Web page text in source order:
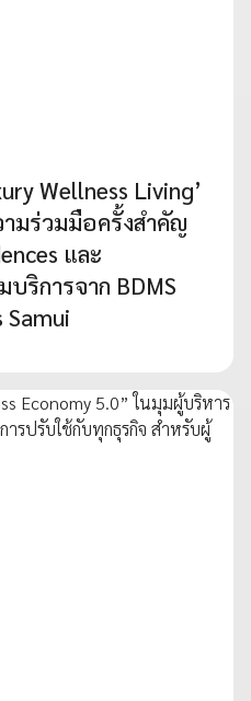
Wellness Living’
ามร่วมมือครั้งสำคัญ
และ
ริการจาก BDMS
Samui